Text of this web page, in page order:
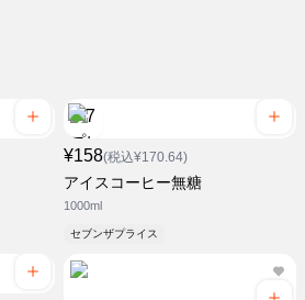
¥158(税込¥170.64)
アイスコーヒー無糖
1000ml
セブンザプライス